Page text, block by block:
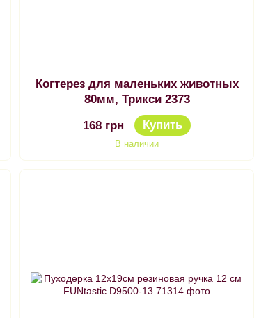
Когтерез для маленьких животных
80мм, Трикси 2373
168 грн Купить
В наличии